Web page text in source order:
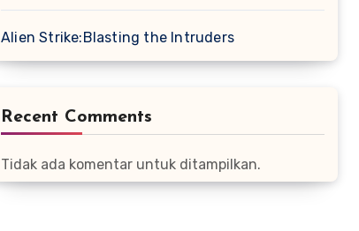
Alien Strike:Blasting the Intruders
Recent Comments
Tidak ada komentar untuk ditampilkan.